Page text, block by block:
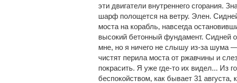
эти двигатели внутреннего сгорания.
шарф полощется на ветру. Элен.
моста на корабль, навсегда
высокий бетонный фундамент. Сидней
мне, но я ничего не слышу из-за шума
чистят перила моста от ржавчины и
покрасить. Я уже где-то их видел... Из
беспокойством, как бывает 31 августа,